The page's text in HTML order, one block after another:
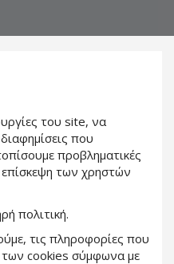
του site, να
που
προβληματικές
επίσκεψη των χρηστών
πολιτική.
τις πληροφορίες που
των cookies σύμφωνα με